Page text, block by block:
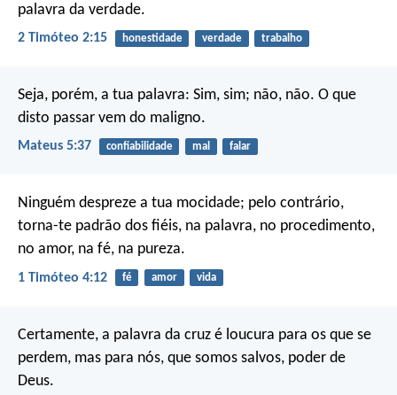
palavra da verdade.
2 Timóteo 2:15 honestidade verdade trabalho
Seja, porém, a tua palavra: Sim, sim; não, não. O que
disto passar vem do maligno.
Mateus 5:37 confiabilidade mal falar
Ninguém despreze a tua mocidade; pelo contrário,
torna-te padrão dos fiéis, na palavra, no procedimento,
no amor, na fé, na pureza.
1 Timóteo 4:12 fé amor vida
Certamente, a palavra da cruz é loucura para os que se
perdem, mas para nós, que somos salvos, poder de
Deus.